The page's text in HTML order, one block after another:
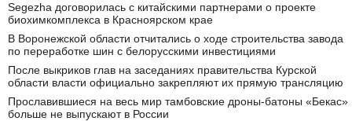
Segezha договорилась с китайскими партнерами о проекте
биохимкомплекса в Красноярском крае
В Воронежской области отчитались о ходе строительства завода
по переработке шин с белорусскими инвестициями
После выкриков глав на заседаниях правительства Курской
области власти официально закрепляют их прямую трансляцию
Прославившиеся на весь мир тамбовские дроны-батоны «Бекас»
больше не выпускают в России